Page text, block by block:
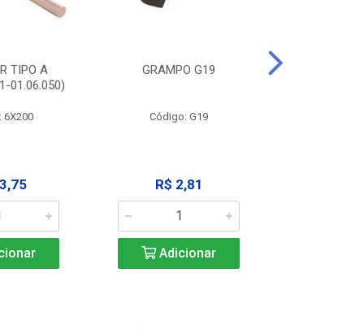
TIPO A
01.06.050)
6X200
GRAMPO G19
Código: G19
R$ 2,81
Adicionar